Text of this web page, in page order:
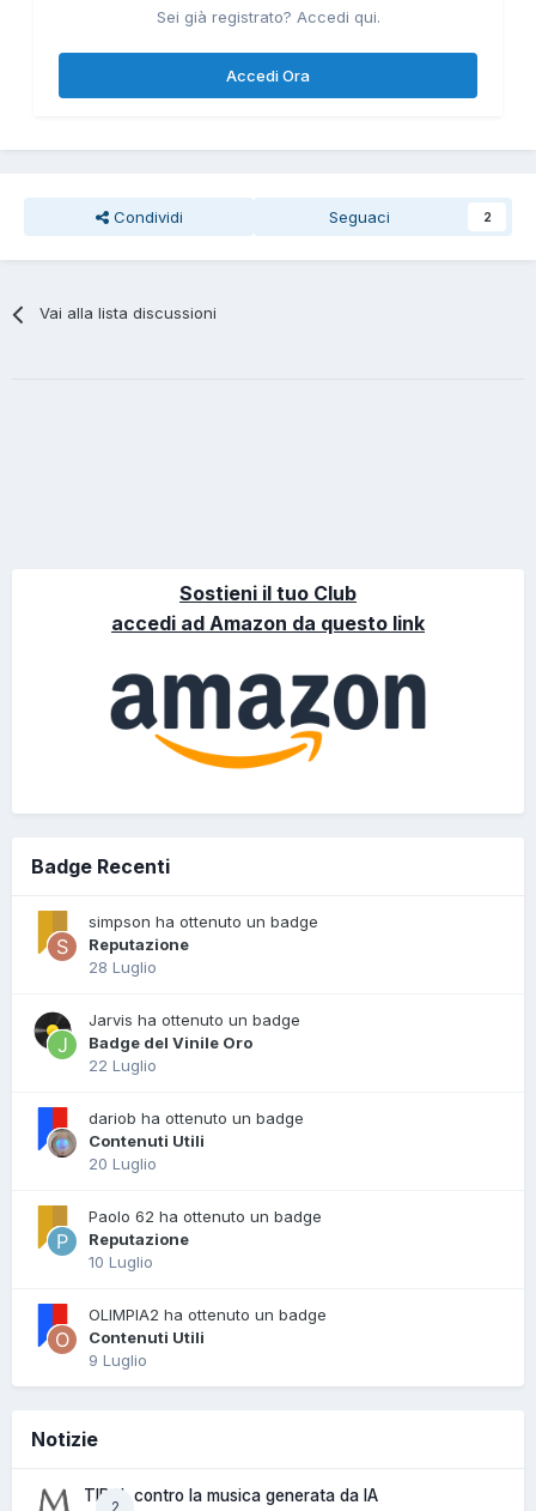
Sei già registrato? Accedi qui.
Accedi Ora
Condividi Seguaci 2
Vai alla lista discussioni
Sostieni il tuo Club
accedi ad Amazon da questo link
Badge Recenti
simpson ha ottenuto un badge
Reputazione
28 Luglio
Jarvis ha ottenuto un badge
Badge del Vinile Oro
22 Luglio
dariob ha ottenuto un badge
Contenuti Utili
20 Luglio
Paolo 62 ha ottenuto un badge
Reputazione
10 Luglio
OLIMPIA2 ha ottenuto un badge
Contenuti Utili
9 Luglio
Notizie
2
TIDAL contro la musica generata da IA